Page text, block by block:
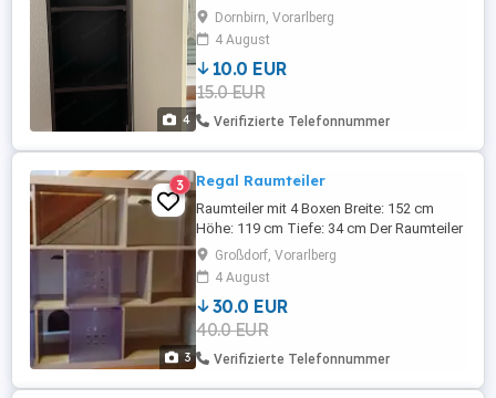
4
sichtbar Maße: Höhe: 122cm Breite:36cm
Tiefe des Regal:29cm
Dornbirn, Vorarlberg
4 August
10.0 EUR
15.0 EUR
Verifizierte Telefonnummer
3
3 Regal Raumteiler
Raumteiler mit 4 Boxen Breite: 152 cm
Höhe: 119 cm Tiefe: 34 cm Der Raumteiler
ist gebraucht aber noch gut erhalten. Eine
Box muss geklebt werden die anderen
sind noch alle gut und stabil
Großdorf, Vorarlberg
4 August
30.0 EUR
40.0 EUR
Verifizierte Telefonnummer